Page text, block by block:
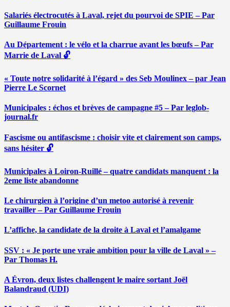
Salariés électrocutés à Laval, rejet du pourvoi de SPIE – Par
Guillaume Frouin
Au Département : le vélo et la charrue avant les bœufs – Par
Marrie de Laval 🔓
« Toute notre solidarité à l’égard » des Seb Moulinex – par Jean
Pierre Le Scornet
Municipales : échos et brèves de campagne #5 – Par leglob-
journal.fr
Fascisme ou antifascisme : choisir vite et clairement son camps,
sans hésiter 🔓
Municipales à Loiron-Ruillé – quatre candidats manquent : la
2eme liste abandonne
Le chirurgien à l’origine d’un metoo autorisé à revenir
travailler – Par Guillaume Frouin
L’affiche, la candidate de la droite à Laval et l’amalgame
SSV : « Je porte une vraie ambition pour la ville de Laval » –
Par Thomas H.
A Évron, deux listes challengent le maire sortant Joël
Balandraud (UDI)